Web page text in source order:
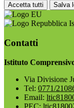
Accetta tutti Salva
Contatti
Istituto
Via Divisione
Tel: 0771/
Email:
PEC: